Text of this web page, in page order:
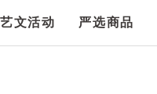
艺文活动 严选商品